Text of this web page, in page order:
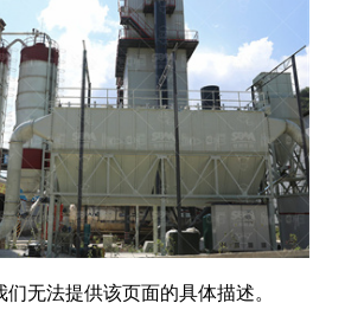
无法提供该页面的具体描述。